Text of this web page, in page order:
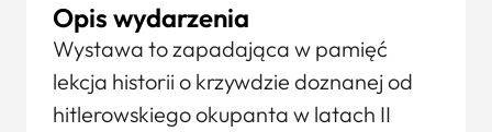
Opis wydarzenia
Wystawa to zapadająca w pamięć
lekcja historii o krzywdzie doznanej od
hitlerowskiego okupanta w latach II